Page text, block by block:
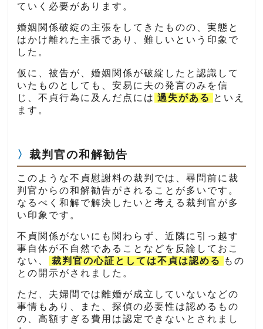
ていく必要があります。
婚姻関係破綻の主張をしてきたものの、実態と
はかけ離れた主張であり、難しいという印象で
した。
仮に、被告が、婚姻関係が破綻したと認識して
いたものとしても、安易に夫の発言のみを信
じ、不貞行為に及んだ点には 過失がある といえ
ます。
裁判官の和解勧告
このような不貞慰謝料の裁判では、尋問前に裁
判官からの和解勧告がされることが多いです。
なるべく和解で解決したいと考える裁判官が多
い印象です。
不貞関係がないにも関わらず、近隣に引っ越す
事自体が不自然であることなどを反論しておこ
ない、
裁判官の心証としては不貞は認める
もの
との開示がされました。
ただ、夫婦間では離婚が成立していないなどの
事情もあり、また、探偵の必要性は認めるもの
の、高額すぎる費用は認定できないとされまし